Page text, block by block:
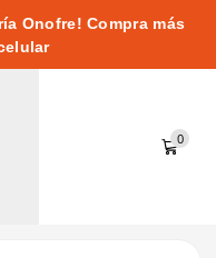
Onofre! Compra más
0